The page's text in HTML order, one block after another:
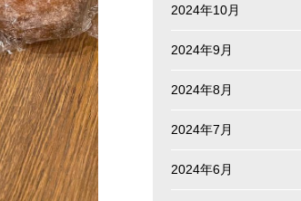
2024年10月
2024年9月
2024年8月
2024年7月
2024年6月